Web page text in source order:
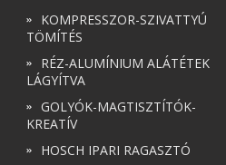
KOMPRESSZOR-SZIVATTYÚ
TÖMÍTÉS
RÉZ-ALUMÍNIUM ALÁTÉTEK
LÁGYÍTVA
GOLYÓK-MAGTISZTÍTÓK-
KREATÍV
HOSCH IPARI RAGASZTÓ